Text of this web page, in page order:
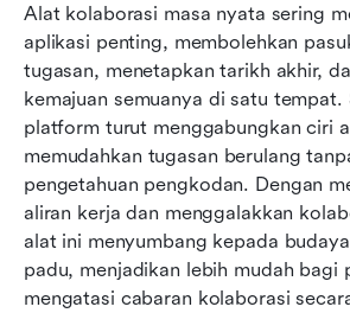
Alat kolaborasi masa nyata sering
aplikasi penting, membolehkan
tugasan, menetapkan tarikh akhir,
kemajuan semuanya di satu tempat.
platform turut menggabungkan ciri
memudahkan tugasan berulang
pengetahuan pengkodan. Dengan
aliran kerja dan menggalakkan
alat ini menyumbang kepada
padu, menjadikan lebih mudah bagi
mengatasi cabaran kolaborasi